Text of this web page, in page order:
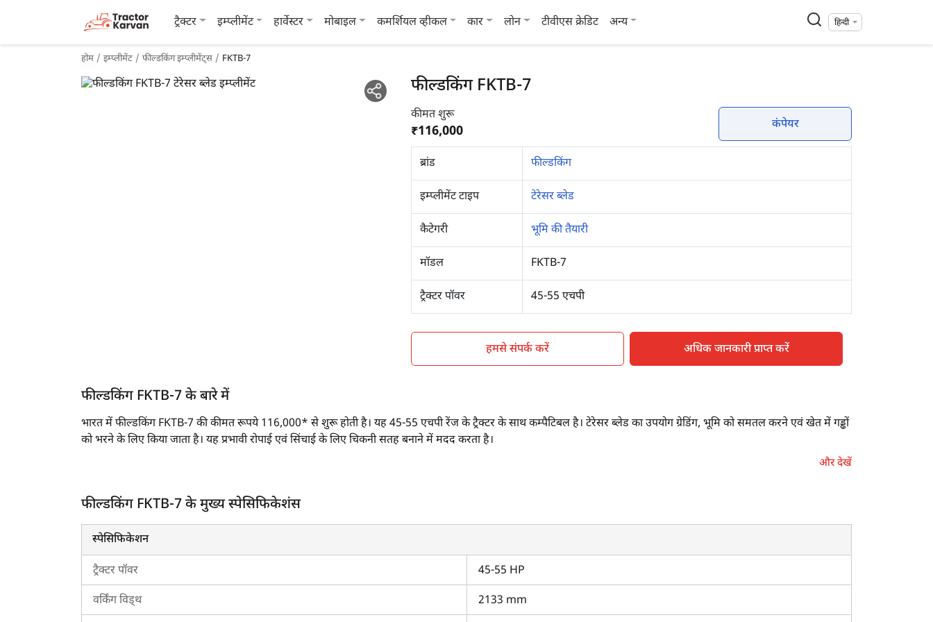
ट्रैक्टर इम्प्लीमेंट हार्वेस्टर मोबाइल कमर्शियल व्हीकल कार लोन टीवीएस क्रेडिट अन्य हिन्दी
होम इम्प्लीमेंट फील्डकिंग इम्प्लीमेंट्स FKTB-7
फील्डकिंग FKTB-7
कीमत शुरू
₹116,000 कंपेयर
ब्रांड फील्डकिंग
इम्प्लीमेंट टाइप टेरेसर ब्लेड
कैटेगरी भूमि की तैयारी
मॉडल FKTB-7
ट्रैक्टर पॉवर 45-55 एचपी
हमसे संपर्क करें अधिक जानकारी प्राप्त करें
फील्डकिंग FKTB-7 के बारे में
भारत में फील्डकिंग FKTB-7 की कीमत रूपये 116,000* से शुरू होती है। यह 45-55 एचपी रेंज के ट्रैक्टर के साथ कम्पैटिबल है। टेरेसर ब्लेड का उपयोग ग्रेडिंग, भूमि को समतल करने एवं खेत में गड्ढों
को भरने के लिए किया जाता है। यह प्रभावी रोपाई एवं सिंचाई के लिए चिकनी सतह बनाने में मदद करता है।
फील्डकिंग FKTB-7 के ब्लेड का आकार 125 X 10 (T) मिमी है।
इस मॉडल की मोल्डबोर्ड ऊंचाई 495 X 8 (T) मिमी है।
फील्डकिंग FKTB-7 का कुल वजन 290 किलोग्राम है।
यह टेरेसर ब्लेड
के साथ कम्पैटिबल है।
भारत में 2026 में फील्डकिंग FKTB-7 की कीमत कितनी है?
और देखें
फील्डकिंग FKTB-7 के मुख्य स्पेसिफिकेशंस
स्पेसिफिकेशन
ट्रैक्टर पॉवर 45-55 HP
वर्किंग विड्थ 2133 mm